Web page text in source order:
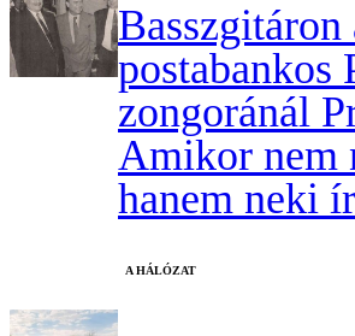
Basszgitáron
postabankos
zongoránál
Amikor nem
hanem neki
A HÁLÓZAT